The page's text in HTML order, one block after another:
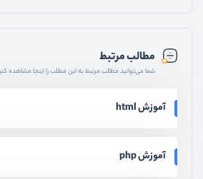
مطالب مرتبط
شما می‌توانید مطالب مرتبط به این مطلب را اینجا مشاهده کنید
آموزش html
آموزش php